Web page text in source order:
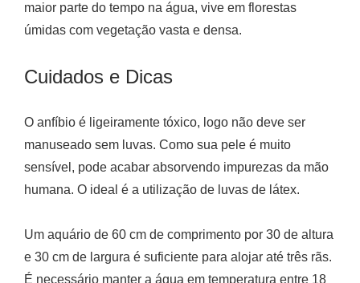
maior parte do tempo na água, vive em florestas
úmidas com vegetação vasta e densa.
Cuidados e Dicas
O anfíbio é ligeiramente tóxico, logo não deve ser
manuseado sem luvas. Como sua pele é muito
sensível, pode acabar absorvendo impurezas da mão
humana. O ideal é a utilização de luvas de látex.
Um aquário de 60 cm de comprimento por 30 de altura
e 30 cm de largura é suficiente para alojar até três rãs.
É necessário manter a água em temperatura entre 18